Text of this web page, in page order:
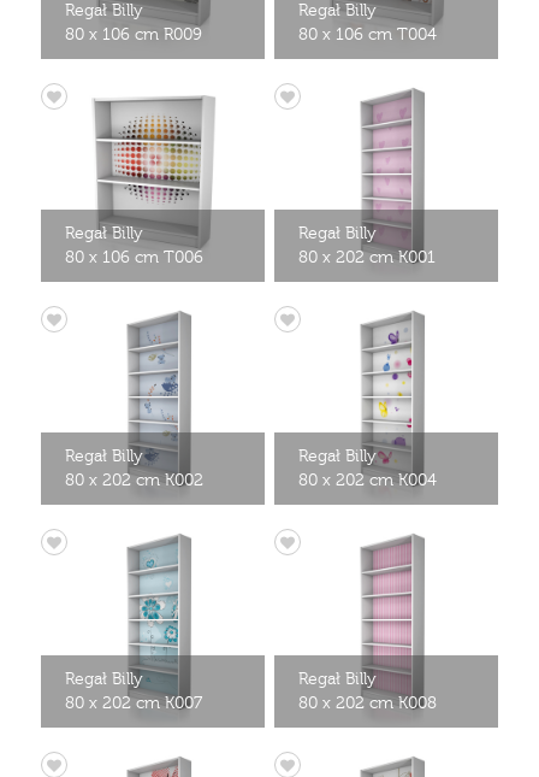
Regał Billy
80 x 106 cm R009
Regał Billy
80 x 106 cm T004
Regał Billy
80 x 106 cm T006
Regał Billy
80 x 202 cm K001
Regał Billy
80 x 202 cm K002
Regał Billy
80 x 202 cm K004
Regał Billy
80 x 202 cm K007
Regał Billy
80 x 202 cm K008